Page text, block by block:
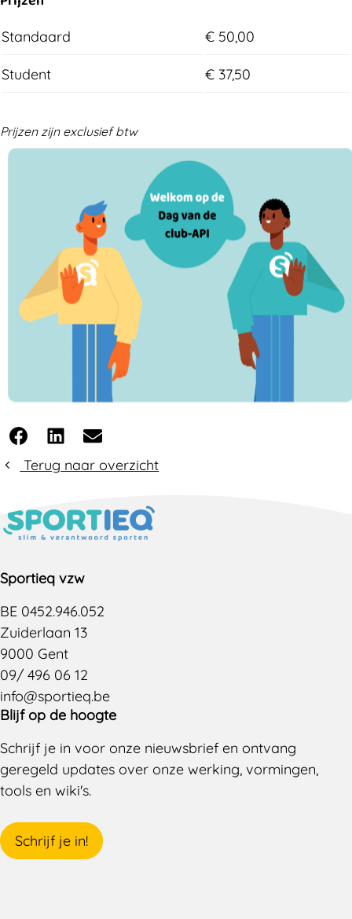
Standaard € 50,00
Student € 37,50
Prijzen zijn exclusief btw
FacebookLinkedInE-mail
Terug naar overzicht
Sportieq vzw
BE 0452.946.052
Zuiderlaan 13
9000 Gent
09/ 496 06 12
info@sportieq.be
Blijf op de hoogte
Schrijf je in voor onze nieuwsbrief en ontvang
geregeld updates over onze werking, vormingen,
tools en wiki's.
Schrijf je in!